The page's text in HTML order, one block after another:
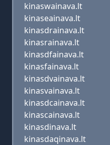
kinaswainava.lt
kinaseainava.lt
kinasdrainava.lt
kinasrainava.lt
kinasdfainava.lt
kinasfainava.lt
kinasdvainava.lt
kinasvainava.lt
kinasdcainava.lt
kinascainava.lt
kinasdinava.lt
kinasdaqinava.lt